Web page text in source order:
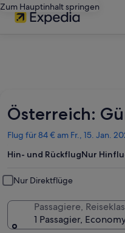
Zum Hauptinhalt springen
Österreich:
Flug für 84 € am Fr., 15. Jan.
Wird
einem
Fenster
geöffnet
Hin- und RückflugNur
Nur Direktflüge
Passagiere,
1 Passagier,